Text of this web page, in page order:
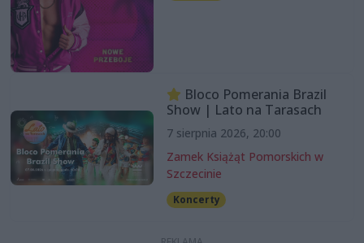
Bloco Pomerania Brazil
Show | Lato na Tarasach
7 sierpnia 2026, 20:00
Zamek Książąt Pomorskich w
Szczecinie
Koncerty